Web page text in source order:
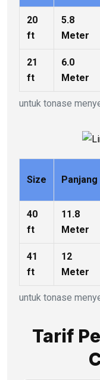
untuk tonase
20
ft
5.8
Meter
21
ft
6.0
Meter
untuk tonase
Size Panjang
40
ft
11.8
Meter
41
ft
12
Meter
Tarif